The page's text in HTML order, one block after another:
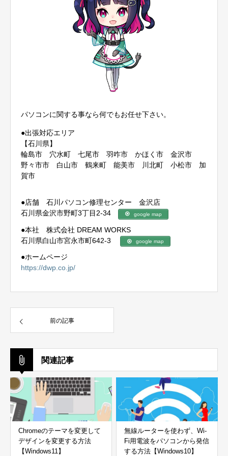
パソコンに関する事なら何でもお任せ下さい。
●出張対応エリア
【石川県】
輪島市 穴水町 七尾市 羽咋市 かほく市 金沢市
野々市市 白山市 鶴来町 能美市 川北町 小松市 加
賀市
●店舗 石川パソコン修理センター 金沢店
石川県金沢市野町3丁目2-34
google map
●本社 株式会社 DREAM WORKS
石川県白山市宮永市町642-3
google map
●ホームページ
https://dwp.co.jp/
前の記事
関連記事
Chromeのテーマを変更して
デザインを変更する方法
【Windows11】
無線ルーターを使わず、Wi-
Fi用電波をパソコンから発信
する方法【Windows10】